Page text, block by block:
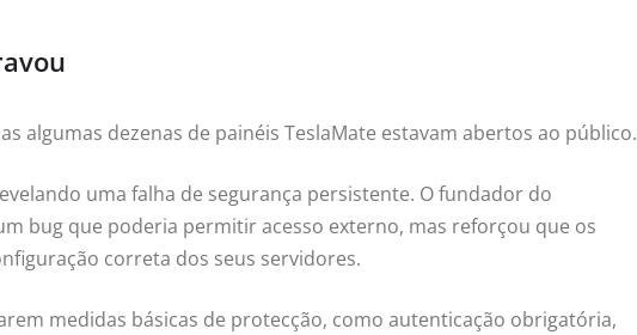
algumas dezenas de painéis TeslaMate estavam abertos ao público.
uma falha de segurança persistente. O fundador do
bug que poderia permitir acesso externo, mas reforçou que os
correta dos seus servidores.
medidas básicas de protecção, como autenticação obrigatória,